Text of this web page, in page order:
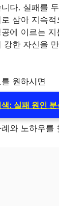
다. 실패를
삼아 지속
에 이르는
강한 자신을
원하시면
: 실패 원인
와 노하우를